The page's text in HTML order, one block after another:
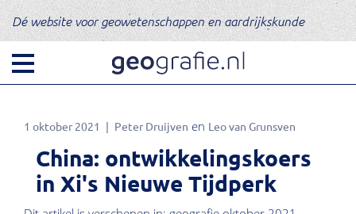
Dé website voor geowetenschappen en aardrijkskunde
1 oktober 2021 Peter Druijven Leo van Grunsven
China: ontwikkelingskoers
in Xi's Nieuwe Tijdperk